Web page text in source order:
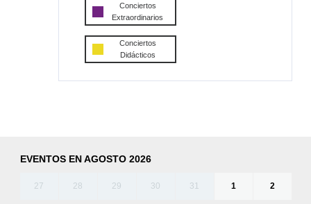
Conciertos
Extraordinarios
Conciertos
Didácticos
EVENTOS EN AGOSTO 2026
27 28 29 30 31 1 2